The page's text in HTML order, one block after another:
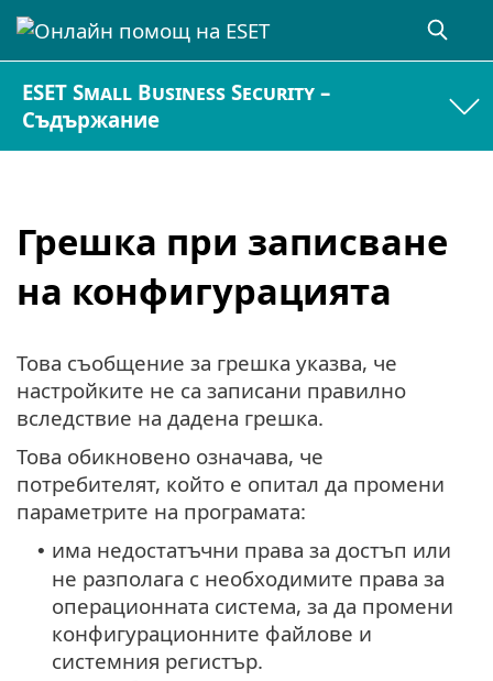
ESET Small Business Security –
Съдържание
Грешка при записване
на конфигурацията
Това съобщение за грешка указва, че
настройките не са записани правилно
вследствие на дадена грешка.
Това обикновено означава, че
потребителят, който е опитал да промени
параметрите на програмата:
• има недостатъчни права за достъп или
не разполага с необходимите права за
операционната система, за да промени
конфигурационните файлове и
системния регистър.